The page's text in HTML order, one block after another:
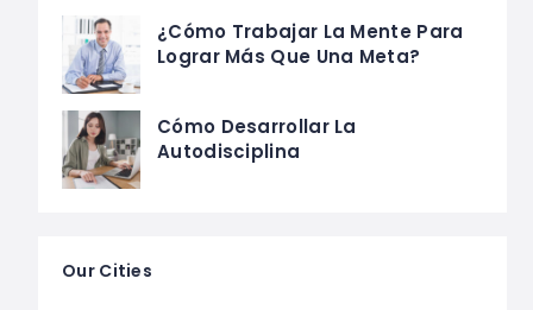
¿Cómo Trabajar La Mente Para
Lograr Más Que Una Meta?
Cómo Desarrollar La
Autodisciplina
Our Cities